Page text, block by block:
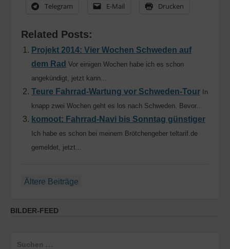
Telegram E-Mail Drucken
Related Posts:
Projekt 2014: Vier Wochen Schweden auf
dem Rad Vor einigen Wochen habe ich es schon
angekündigt, jetzt kann...
Teure Fahrrad-Wartung vor Schweden-Tour In
knapp zwei Wochen geht es los nach Schweden. Bevor...
komoot: Fahrrad-Navi bis Sonntag günstiger
Ich habe es schon bei meinem Brötchengeber teltarif.de
gemeldet, jetzt...
Beitragsnavigation
Ältere Beiträge
BILDER-FEED